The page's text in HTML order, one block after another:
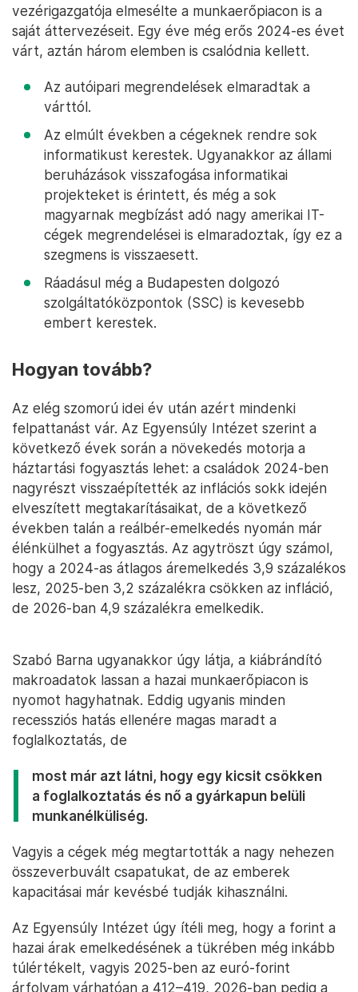
vezérigazgatója elmesélte a munkaerőpiacon is a
saját áttervezéseit. Egy éve még erős 2024-es évet
várt, aztán három elemben is csalódnia kellett.
Az autóipari megrendelések elmaradtak a
várttól.
Az elmúlt években a cégeknek rendre sok
informatikust kerestek. Ugyanakkor az állami
beruházások visszafogása informatikai
projekteket is érintett, és még a sok
magyarnak megbízást adó nagy amerikai IT-
cégek megrendelései is elmaradoztak, így ez a
szegmens is visszaesett.
Ráadásul még a Budapesten dolgozó
szolgáltatóközpontok (SSC) is kevesebb
embert kerestek.
Hogyan tovább?
Az elég szomorú idei év után azért mindenki
felpattanást vár. Az Egyensúly Intézet szerint a
következő évek során a növekedés motorja a
háztartási fogyasztás lehet: a családok 2024-ben
nagyrészt visszaépítették az inflációs sokk idején
elveszített megtakarításaikat, de a következő
években talán a reálbér-emelkedés nyomán már
élénkülhet a fogyasztás. Az agytröszt úgy számol,
hogy a 2024-as átlagos áremelkedés 3,9 százalékos
lesz, 2025-ben 3,2 százalékra csökken az infláció,
de 2026-ban 4,9 százalékra emelkedik.
Szabó Barna ugyanakkor úgy látja, a kiábrándító
makroadatok lassan a hazai munkaerőpiacon is
nyomot hagyhatnak. Eddig ugyanis minden
recessziós hatás ellenére magas maradt a
foglalkoztatás, de
most már azt látni, hogy egy kicsit csökken
a foglalkoztatás és nő a gyárkapun belüli
munkanélküliség.
Vagyis a cégek még megtartották a nagy nehezen
összeverbuvált csapatukat, de az emberek
kapacitásai már kevésbé tudják kihasználni.
Az Egyensúly Intézet úgy ítéli meg, hogy a forint a
hazai árak emelkedésének a tükrében még inkább
túlértékelt, vagyis 2025-ben az euró-forint
árfolyam várhatóan a 412–419, 2026-ban pedig a